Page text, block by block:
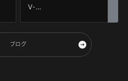
V-
ブログ